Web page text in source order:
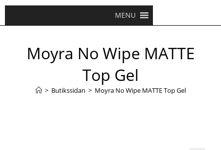
MENU
Moyra No Wipe MATTE
Top Gel
> Butikssidan > Moyra No Wipe MATTE Top Gel